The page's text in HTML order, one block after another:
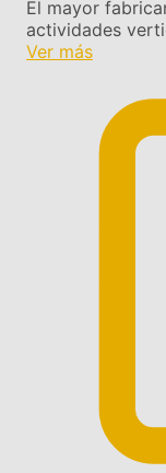
El mayor
actividades
Ver más